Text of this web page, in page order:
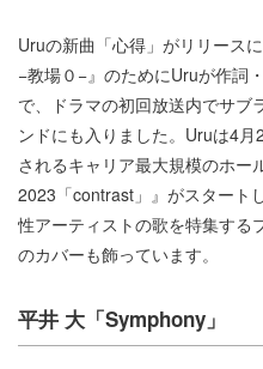
Uruの新曲「心得」がリリース
−教場０−』のためにUruが作詞
で、ドラマの初回放送内でサブ
ンドにも入りました。Uruは4
されるキャリア最大規模のホー
2023「contrast」』がスタート
性アーティストの歌を特集する
のカバーも飾っています。
平井 大「Symphony」